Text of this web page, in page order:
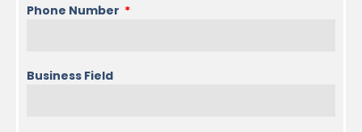
Phone Number
Business Field